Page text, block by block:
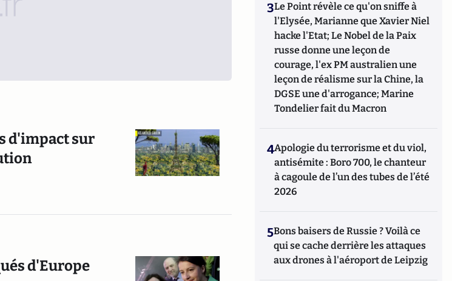
d'impact sur
d'Europe
3Le Point révèle ce qu'on sniffe à
l'Elysée, Marianne que Xavier Niel
hacke l'Etat; Le Nobel de la Paix
russe donne une leçon de
courage, l'ex PM australien une
leçon de réalisme sur la Chine, la
DGSE une d'arrogance; Marine
Tondelier fait du Macron
4Apologie du terrorisme et du viol,
antisémite : Boro 700, le chanteur
à cagoule de l’un des tubes de l’été
2026
5Bons baisers de Russie ? Voilà ce
qui se cache derrière les attaques
aux drones à l'aéroport de Leipzig